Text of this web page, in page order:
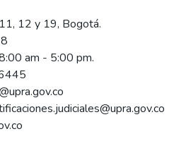
12 y 19, Bogotá.
am - 5:00 pm.